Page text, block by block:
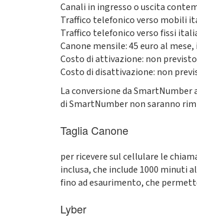
Canali in ingresso o uscita
Traffico telefonico verso mobili
Traffico telefonico verso fissi
Canone mensile: 45 euro al
Costo di attivazione: non previsto
Costo di disattivazione: non
La conversione da
di SmartNumber non saranno
Taglia Canone
per ricevere sul cellulare le
inclusa, che include 1000 minuti
fino ad esaurimento, che
Lyber